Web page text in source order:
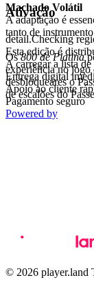
Machado Volátil
A adaptação é
tanto de
Os800 de Platina
experiência no jogo
desbloqueares o
de escalões do
Ativação
detail.Checking
Esta edição é
A carregar a lista de
Entrega digital
Apoio ao cliente
Pagamento seguro
Powered by
© 2026 player.land